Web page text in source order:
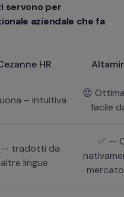
servono per
aziendale che fa
HR
– intuitiva
😍
facile
— tradotti da
altre lingue
✅ —